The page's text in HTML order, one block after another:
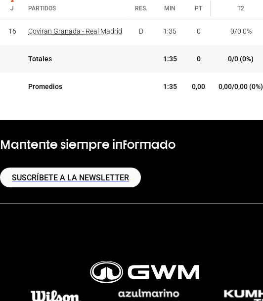
J PARTIDOS RES. MIN PT T2
16 Coviran Granada - Real Madrid D 1:35 0 0/0 0%
Totales 1:35 0 0/0 (0%)
Promedios 1:35 0,00 0,00/0,00 (0%)
Mantente siempre informado
SUSCRÍBETE A LA NEWSLETTER